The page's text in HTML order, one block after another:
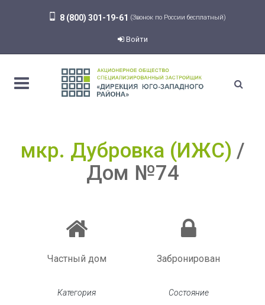
8 (800) 301-19-61 (Звонок по России бесплатный)
Войти
мкр. Дубровка (ИЖС)
Дом №74
Частный дом
Категория
Забронирован
Состояние